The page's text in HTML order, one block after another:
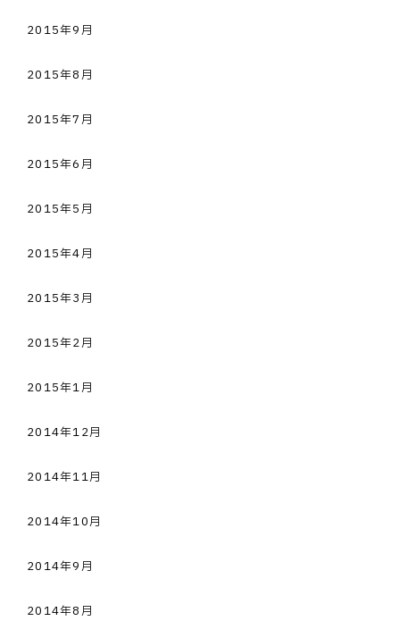
2015年9月
2015年8月
2015年7月
2015年6月
2015年5月
2015年4月
2015年3月
2015年2月
2015年1月
2014年12月
2014年11月
2014年10月
2014年9月
2014年8月